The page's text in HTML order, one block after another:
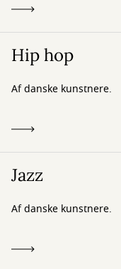
Hip hop
Af danske kunstnere.
Jazz
Af danske kunstnere.